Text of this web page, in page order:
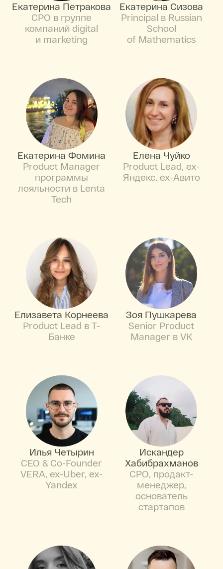
Екатерина Петракова
CPO в группе
компаний digital
и marketing
Екатерина Сизова
Principal в Russian
School
of Mathematics
Екатерина Фомина
Product Manager
программы
лояльности в Lenta
Tech
Елена Чуйко
Product Lead, ex-
Яндекс, ex-Авито
Елизавета Корнеева
Product Lead в Т-
Банке
Зоя Пушкарева
Senior Product
Manager в VK
Илья Четырин
CEO & Co-Founder
VERA, ex-Uber, ex-
Yandex
Искандер
Хабибрахманов
CPO, продакт-
менеджер,
основатель
стартапов